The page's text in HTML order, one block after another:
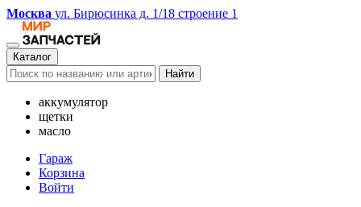
Москва ул. Бирюсинка д. 1/18 строение 1
Каталог
Найти
аккумулятор
щетки
масло
Гараж
Корзина
Войти